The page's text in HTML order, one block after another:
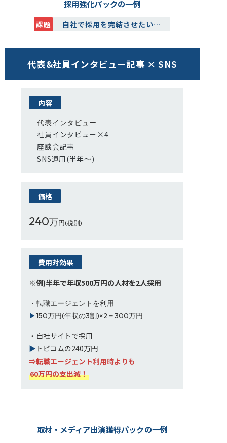
採用強化パックの一例
課題 自社で採用を完結させたい…
代表&社員インタビュー記事 × SNS
内容
代表インタビュー
社員インタビュー×4
座談会記事
SNS運用(半年〜)
価格
240万円(税別)
費用対効果
※例)半年で年収500万円の人材を2人採用
・転職エージェントを利用
▶150万円(年収の3割)×2＝300万円
・自社サイトで採用
▶ トビコムの240万円
⇒転職エージェント利用時よりも
60万円の支出減！
取材・メディア出演獲得パックの一例